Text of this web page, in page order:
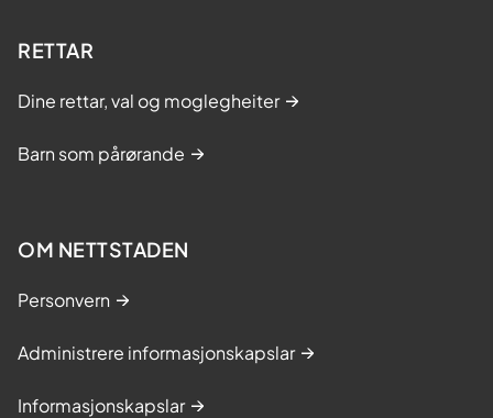
RETTAR
Dine rettar, val og moglegheiter
Barn som pårørande
OM NETTSTADEN
Personvern
Administrere informasjonskapslar
Informasjonskapslar